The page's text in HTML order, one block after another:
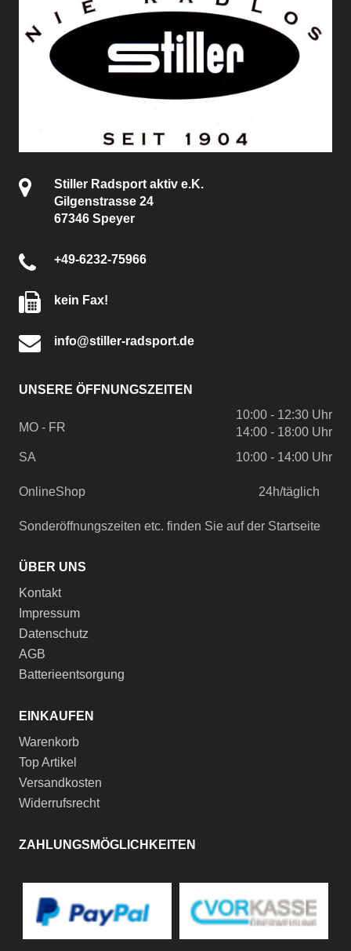
Stiller Radsport aktiv e.K.
Gilgenstrasse 24
67346 Speyer
+49-6232-75966
kein Fax!
info@stiller-radsport.de
UNSERE ÖFFNUNGSZEITEN
MO - FR
10:00 - 12:30 Uhr
14:00 - 18:00 Uhr
SA
10:00 - 14:00 Uhr
OnlineShop 24h/täglich
Sonderöffnungszeiten etc. finden Sie auf der Startseite
ÜBER UNS
Kontakt
Impressum
Datenschutz
AGB
Batterieentsorgung
EINKAUFEN
Warenkorb
Top Artikel
Versandkosten
Widerrufsrecht
ZAHLUNGSMÖGLICHKEITEN